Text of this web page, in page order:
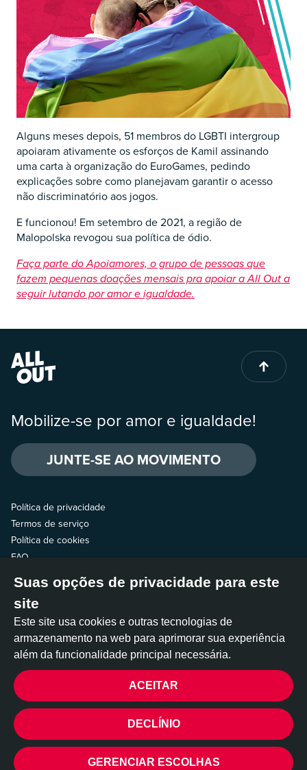
Alguns meses depois, 51 membros do LGBTI intergroup
apoiaram ativamente os esforços de Kamil assinando
uma carta à organização do EuroGames, pedindo
explicações sobre como planejavam garantir o acesso
não discriminatório aos jogos.
E funcionou! Em setembro de 2021, a região de
Malopolska revogou sua política de ódio.
Faça parte do Apoiamores, o grupo de pessoas que
fazem pequenas doações mensais pra apoiar a All Out a
seguir lutando por amor e igualdade.
Mobilize-se por amor e igualdade!
JUNTE-SE AO MOVIMENTO
Política de privacidade
Termos de serviço
Política de cookies
FAQ
Fale com a gente
Siga a gente
A All Out é operada por duas organizações sem fins lucrativos dos EUA:
All Out Action Fund, Inc., uma 501(c)(4), e All Out Impact Fund, Inc., uma
501(c)(3). ©2026 All Out
Built by
Suas opções de privacidade para este
site
Este site usa cookies e outras tecnologias de
armazenamento na web para aprimorar sua experiência
além da funcionalidade principal necessária.
ACEITAR
DECLÍNIO
GERENCIAR ESCOLHAS